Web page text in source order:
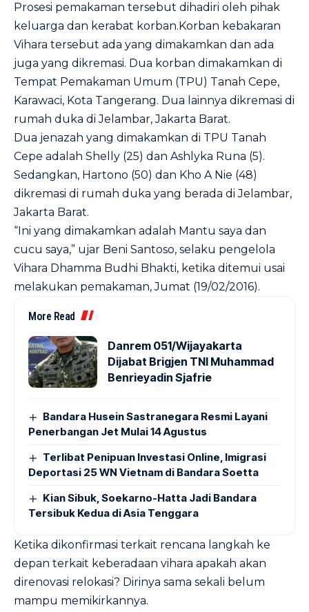
Prosesi pemakaman tersebut dihadiri oleh pihak
keluarga dan kerabat korban.Korban kebakaran
Vihara tersebut ada yang dimakamkan dan ada
juga yang dikremasi. Dua korban dimakamkan di
Tempat Pemakaman Umum (TPU) Tanah Cepe,
Karawaci, Kota Tangerang. Dua lainnya dikremasi di
rumah duka di Jelambar, Jakarta Barat.
Dua jenazah yang dimakamkan di TPU Tanah
Cepe adalah Shelly (25) dan Ashlyka Runa (5).
Sedangkan, Hartono (50) dan Kho A Nie (48)
dikremasi di rumah duka yang berada di Jelambar,
Jakarta Barat.
“Ini yang dimakamkan adalah Mantu saya dan
cucu saya,” ujar Beni Santoso, selaku pengelola
Vihara Dhamma Budhi Bhakti, ketika ditemui usai
melakukan pemakaman, Jumat (19/02/2016).
More Read
Danrem 051/Wijayakarta
Dijabat Brigjen TNI Muhammad
Benrieyadin Sjafrie
Bandara Husein Sastranegara Resmi Layani
Penerbangan Jet Mulai 14 Agustus
Terlibat Penipuan Investasi Online, Imigrasi
Deportasi 25 WN Vietnam di Bandara Soetta
Kian Sibuk, Soekarno-Hatta Jadi Bandara
Tersibuk Kedua di Asia Tenggara
Ketika dikonfirmasi terkait rencana langkah ke
depan terkait keberadaan vihara apakah akan
direnovasi relokasi? Dirinya sama sekali belum
mampu memikirkannya.